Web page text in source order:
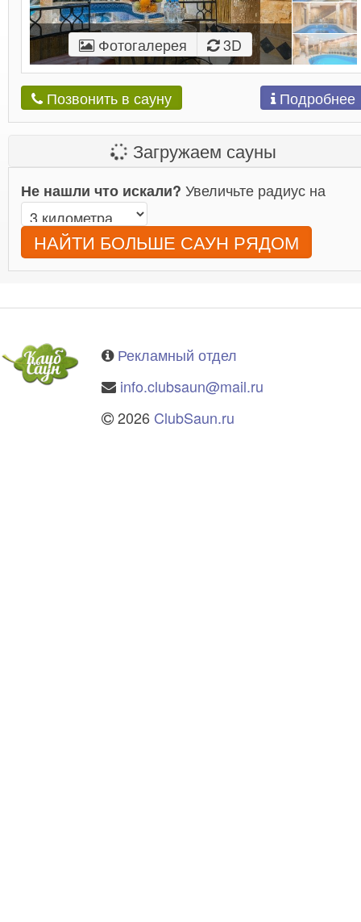
Фотогалерея 3D
Позвонить в сауну Подробнее
Загружаем сауны
Не нашли что искали? Увеличьте радиус на
НАЙТИ БОЛЬШЕ САУН РЯДОМ
Рекламный отдел
info.clubsaun@mail.ru
2026 ClubSaun.ru